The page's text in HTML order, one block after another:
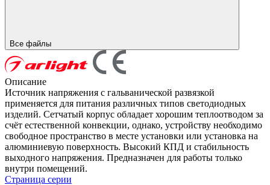
Все файлы
Описание
Источник напряжения с гальванической развязкой
применяется для питания различных типов светодиодных
изделий. Сетчатый корпус обладает хорошим теплоотводом за
счёт естественной конвекции, однако, устройству необходимо
свободное пространство в месте установки или установка на
алюминиевую поверхность. Высокий КПД и стабильность
выходного напряжения. Предназначен для работы только
внутри помещений.
Страница серии